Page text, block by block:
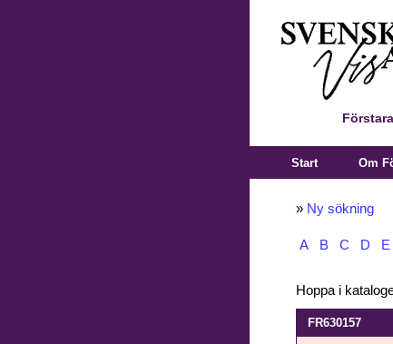
Start Om
» Ny sökning
A B C D E
Hoppa i
FR630157